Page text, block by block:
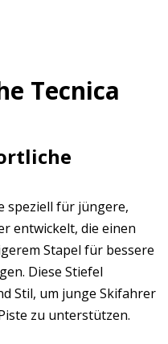
Tecnica
speziell für jüngere,
entwickelt, die einen
Stapel für bessere
Diese Stiefel
Stil, um junge Skifahrer
zu unterstützen.